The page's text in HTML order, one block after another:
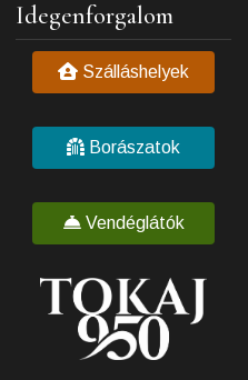
Idegenforgalom
Szálláshelyek
Borászatok
Vendéglátók